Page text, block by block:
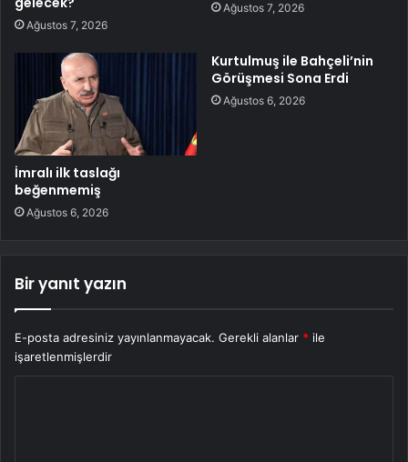
Ağustos 7, 2026
Ağustos 7, 2026
İmralı ilk taslağı
beğenmemiş
Ağustos 6, 2026
Kurtulmuş ile Bahçeli’nin
Görüşmesi Sona Erdi
Ağustos 6, 2026
Bir yanıt yazın
E-posta adresiniz yayınlanmayacak. Gerekli alanlar * ile
işaretlenmişlerdir